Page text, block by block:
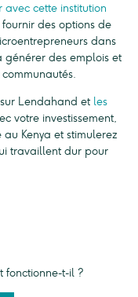
cette institution
fournir des options de
dans
générer des emplois et
sur Lendahand et les
votre investissement,
Kenya et stimulerez
travaillent dur pour
fonctionne-t-il ?